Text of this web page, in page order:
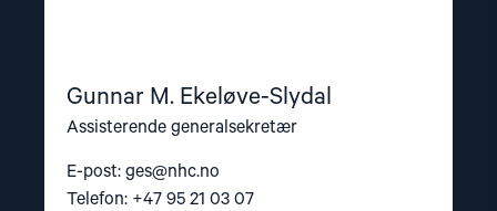
Gunnar M. Ekeløve-Slydal
Assisterende generalsekretær
E-post: ges@nhc.no
Telefon: +47 95 21 03 07